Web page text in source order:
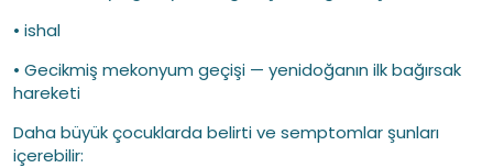
• ishal
• Gecikmiş mekonyum geçişi — yenidoğanın ilk bağırsak
hareketi
Daha büyük çocuklarda belirti ve semptomlar şunları
içerebilir: